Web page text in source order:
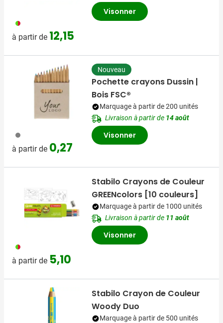
009
à partir de 12,15
Visonner
003
à partir de 0,27
Nouveau
Pochette crayons Dussin |
Bois FSC®
Marquage à partir de 200 unités
Livraison à partir de 14 août
Visonner
009
à partir de 5,10
Stabilo Crayons de Couleur
GREENcolors [10 couleurs]
Marquage à partir de 1000 unités
Livraison à partir de 11 août
Visonner
Stabilo Crayon de Couleur
Woody Duo
Marquage à partir de 500 unités